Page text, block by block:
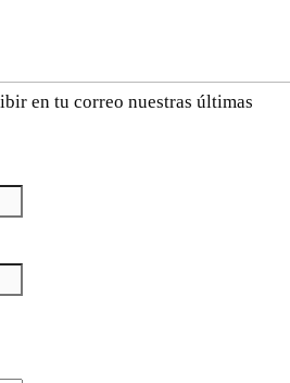
en tu correo nuestras últimas